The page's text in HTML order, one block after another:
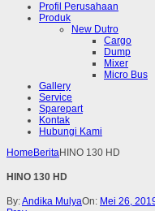
Profil Perusahaan
Produk
New Dutro
Cargo
Dump
Mixer
Micro Bus
Gallery
Service
Sparepart
Kontak
Hubungi Kami
Home BeritaHINO 130 HD
HINO 130 HD
By:Andika MulyaOn: Mei 26,